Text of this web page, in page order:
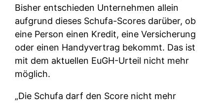
Bisher entschieden Unternehmen allein
aufgrund dieses Schufa-Scores darüber, ob
eine Person einen Kredit, eine Versicherung
oder einen Handyvertrag bekommt. Das ist
mit dem aktuellen EuGH-Urteil nicht mehr
möglich.
„Die Schufa darf den Score nicht mehr